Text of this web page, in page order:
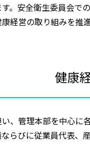
。安全衛生委員会
経営の取り組みを推進
健康
、管理本部を中心に
らびに従業員代表、